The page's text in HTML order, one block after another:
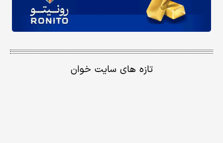
تازه های سایت خوان